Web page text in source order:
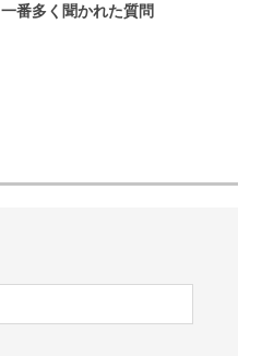
一番多く聞かれた質問